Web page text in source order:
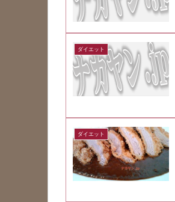
ダイエット
ダイエット